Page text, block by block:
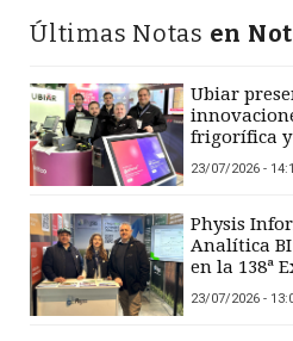
Últimas Notas en
Ubiar
frigorífica y
23/07/2026 -
Physis
Analítica
en la 138ª
23/07/2026 -